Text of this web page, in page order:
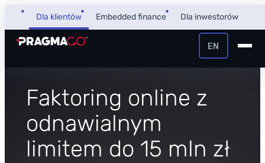
Przejdź
treści
Dla klientów Embedded finance Dla inwestorów
Faktoring
EN
Strefa Klienta i Płatnika
Strefa Partnera
Faktoring online z
odnawialnym
limitem do 15 mln zł
PragmaGO Faktoring online